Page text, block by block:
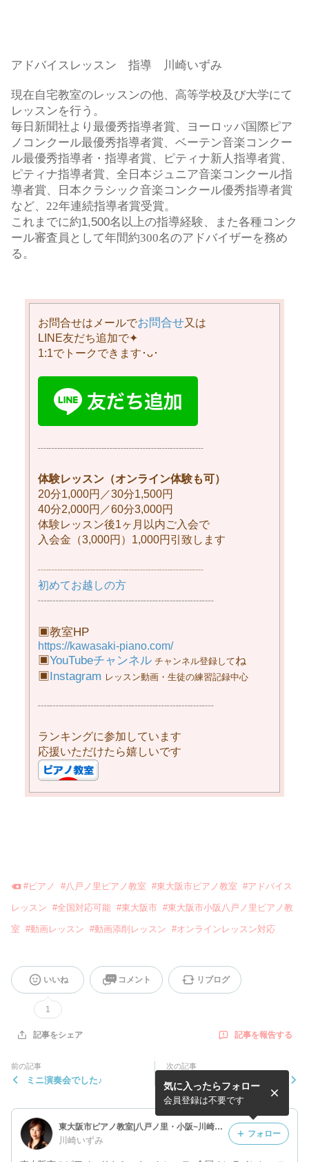
アドバイスレッスン 指導 川崎いずみ
現在自宅教室のレッスンの他、高等学校及び大学にて
レッスンを行う。
毎日新聞社より最優秀指導者賞、ヨーロッパ国際ピア
ノコンクール最優秀指導者賞、ベーテン音楽コンクー
ル最優秀指導者・指導者賞、ピティナ新人指導者賞、
ピティナ指導者賞、全日本ジュニア音楽コンクール指
導者賞、日本クラシック音楽コンクール優秀指導者賞
など、 22年連続指導者賞受賞。
これまでに約1,500名以上の指導経験、また各種コンク
ール審査員として年間約300名のアドバイザーを務め
る。
お問合せはメールでお問合せ又は
LINE友だち追加で✦
1:1でトークできます･ᴗ･
┈┈┈┈┈┈┈┈┈┈┈┈┈┈┈
体験レッスン（オンライン体験も可）
20分1,000円／30分1,500円
40分2,000円／60分3,000円
体験レッスン後1ヶ月以内ご入会で
入会金（3,000円）1,000円引致します
┈┈┈┈┈┈┈┈┈┈┈┈┈┈┈
初めてお越しの方
┈┈┈┈┈┈┈┈┈┈┈┈┈┈┈
▣教室HP
https://kawasaki-piano.com/
▣YouTubeチャンネル チャンネル登録してね
▣Instagram レッスン動画・生徒の練習記録中心
┈┈┈┈┈┈┈┈┈┈┈┈┈┈┈
ランキングに参加しています
応援いただけたら嬉しいです
#ピアノ #八戸ノ里ピアノ教室 #東大阪市ピアノ教室 #アドバイス
レッスン #全国対応可能 #東大阪市 #東大阪市小阪八戸ノ里ピアノ教
室 #動画レッスン #動画添削レッスン #オンラインレッスン対応
いいね
1
コメント リブログ
記事をシェア 記事を報告する
前の記事
ミニ演奏会でした♪
次の記事
皆さんがんばっています♪
東大阪市ピアノ教室|八戸ノ里・小阪~川崎ピアノ教室
川崎いずみ
気に入ったらフォロー
会員登録は不要です
フォロー